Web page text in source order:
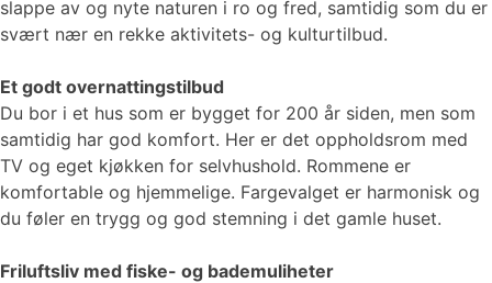
slappe av og nyte naturen i ro og fred, samtidig som du er
svært nær en rekke aktivitets- og kulturtilbud.
Et godt overnattingstilbud
Du bor i et hus som er bygget for 200 år siden, men som
samtidig har god komfort. Her er det oppholdsrom med
TV og eget kjøkken for selvhushold. Rommene er
komfortable og hjemmelige. Fargevalget er harmonisk og
du føler en trygg og god stemning i det gamle huset.
Friluftsliv med fiske- og bademuliheter